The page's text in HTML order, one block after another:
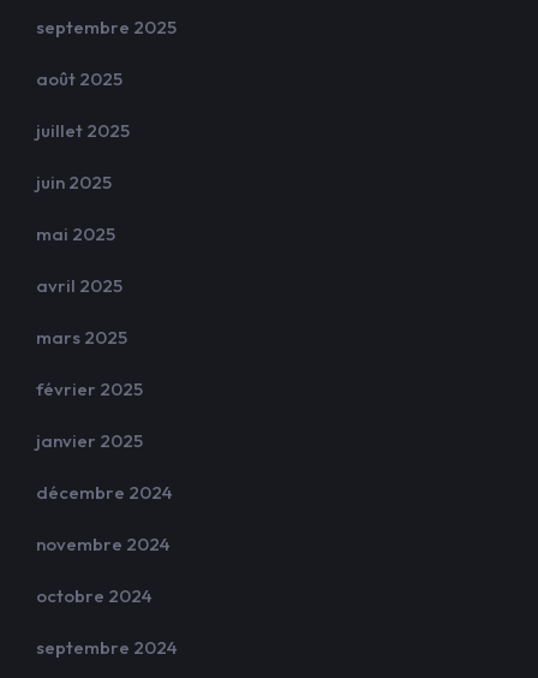
septembre 2025
août 2025
juillet 2025
juin 2025
mai 2025
avril 2025
mars 2025
février 2025
janvier 2025
décembre 2024
novembre 2024
octobre 2024
septembre 2024